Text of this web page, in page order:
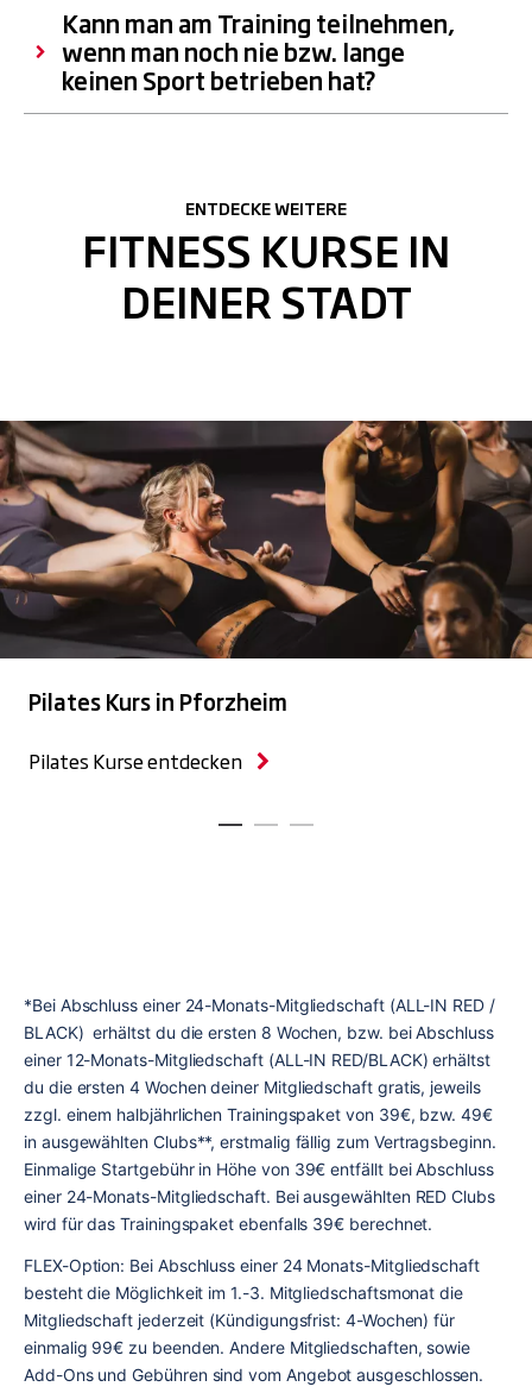
Kann man am Training teilnehmen,
wenn man noch nie bzw. lange
keinen Sport betrieben hat?
ENTDECKE WEITERE
FITNESS KURSE IN
DEINER STADT
Pilates Kurs in Pforzheim
Pilates Kurse entdecken
*Bei Abschluss einer 24-Monats-Mitgliedschaft (ALL-IN RED /
BLACK)  erhältst du die ersten 8 Wochen, bzw. bei Abschluss
einer 12-Monats-Mitgliedschaft (ALL-IN RED/BLACK) erhältst
du die ersten 4 Wochen deiner Mitgliedschaft gratis, jeweils
zzgl. einem halbjährlichen Trainingspaket von 39€, bzw. 49€
in ausgewählten Clubs**, erstmalig fällig zum Vertragsbeginn.
Einmalige Startgebühr in Höhe von 39€ entfällt bei Abschluss
einer 24-Monats-Mitgliedschaft. Bei ausgewählten RED Clubs
wird für das Trainingspaket ebenfalls 39€ berechnet.
FLEX-Option: Bei Abschluss einer 24 Monats-Mitgliedschaft
besteht die Möglichkeit im 1.-3. Mitgliedschaftsmonat die
Mitgliedschaft jederzeit (Kündigungsfrist: 4-Wochen) für
einmalig 99€ zu beenden. Andere Mitgliedschaften, sowie
Add-Ons und Gebühren sind vom Angebot ausgeschlossen.